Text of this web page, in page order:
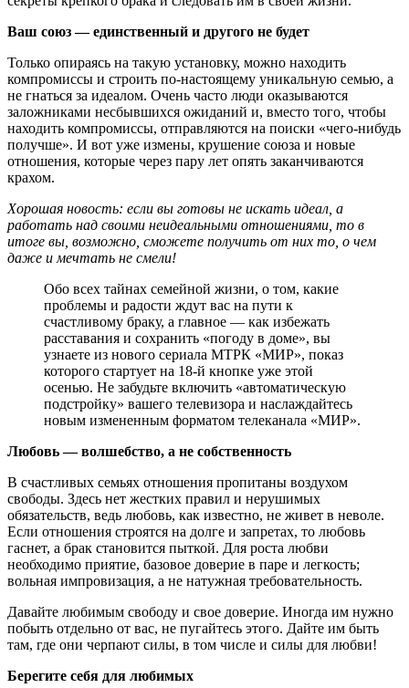
Ваш союз — единственный и другого не будет
Только опираясь на такую установку, можно находить
компромиссы и строить по-настоящему уникальную семью, а
не гнаться за идеалом. Очень часто люди оказываются
заложниками несбывшихся ожиданий и, вместо того, чтобы
находить компромиссы, отправляются на поиски «чего-нибудь
получше». И вот уже измены, крушение союза и новые
отношения, которые через пару лет опять заканчиваются
крахом.
Хорошая новость: если вы готовы не искать идеал, а
работать над своими неидеальными отношениями, то в
итоге вы, возможно, сможете получить от них то, о чем
даже и мечтать не смели!
Обо всех тайнах семейной жизни, о том, какие
проблемы и радости ждут вас на пути к
счастливому браку, а главное — как избежать
расставания и сохранить «погоду в доме», вы
узнаете из нового сериала МТРК «МИР», показ
которого стартует на 18-й кнопке уже этой
осенью. Не забудьте включить «автоматическую
подстройку» вашего телевизора и наслаждайтесь
новым измененным форматом телеканала «МИР».
Любовь — волшебство, а не собственность
В счастливых семьях отношения пропитаны воздухом
свободы. Здесь нет жестких правил и нерушимых
обязательств, ведь любовь, как известно, не живет в неволе.
Если отношения строятся на долге и запретах, то любовь
гаснет, а брак становится пыткой. Для роста любви
необходимо приятие, базовое доверие в паре и легкость;
вольная импровизация, а не натужная требовательность.
Давайте любимым свободу и свое доверие. Иногда им нужно
побыть отдельно от вас, не пугайтесь этого. Дайте им быть
там, где они черпают силы, в том числе и силы для любви!
Берегите себя для любимых